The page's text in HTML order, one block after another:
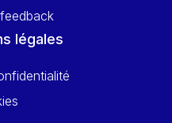
légales